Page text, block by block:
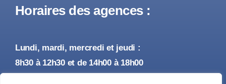
Horaires des agences :
Lundi, mardi, mercredi et jeudi :
8h30 à 12h30 et de 14h00 à 18h00